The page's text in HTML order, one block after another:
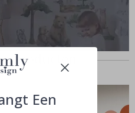
producten
Een